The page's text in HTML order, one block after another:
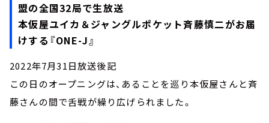
盟の全国32局で生放送
本仮屋ユイカ＆ジャングルポケット斉藤慎二がお届
けする『ONE-J』
2022年7月31日放送後記
この日のオープニングは、あることを巡り本仮屋さんと斉
藤さんの間で舌戦が繰り広げられました。